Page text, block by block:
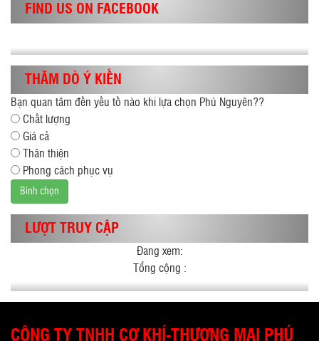
FIND US ON FACEBOOK
THĂM DÒ Ý KIẾN
Bạn quan tâm đến yếu tố nào khi lựa chọn Phú Nguyên??
Chất lượng
Giá cả
Thân thiện
Phong cách phục vụ
Bình chọn
LƯỢT TRUY CẬP
Đang xem:
Tổng cộng :
CÔNG TY TNHH CƠ KHÍ-THƯƠNG MẠI PHÚ